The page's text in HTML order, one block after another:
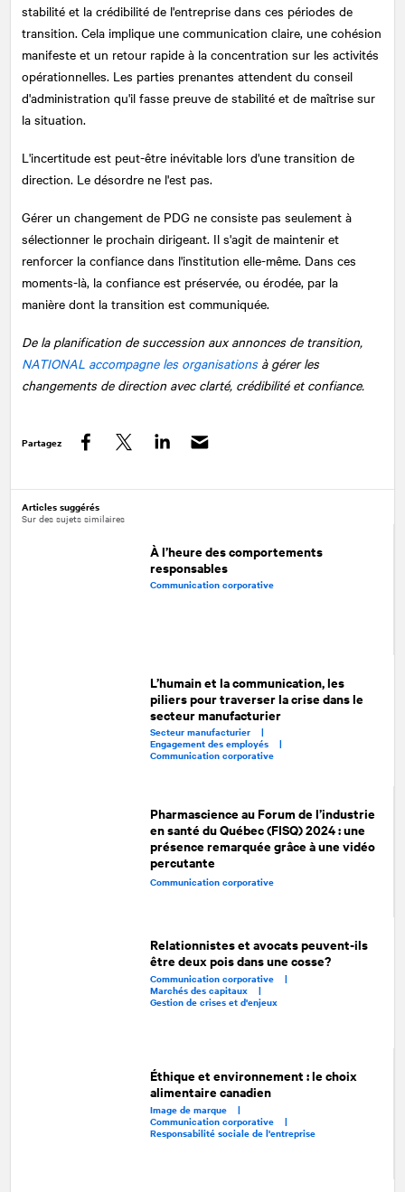
stabilité et la crédibilité de l'entreprise dans ces périodes de
transition. Cela implique une communication claire, une cohésion
manifeste et un retour rapide à la concentration sur les activités
opérationnelles. Les parties prenantes attendent du conseil
d'administration qu'il fasse preuve de stabilité et de maîtrise sur
la situation.
L'incertitude est peut-être inévitable lors d'une transition de
direction. Le désordre ne l'est pas.
Gérer un changement de PDG ne consiste pas seulement à
sélectionner le prochain dirigeant. Il s'agit de maintenir et
renforcer la confiance dans l'institution elle-même. Dans ces
moments-là, la confiance est préservée, ou érodée, par la
manière dont la transition est communiquée.
De la planification de succession aux annonces de transition,
NATIONAL accompagne les organisationsà gérer les
changements de direction avec clarté, crédibilité et confiance.
Partagez
Articles suggérés
Sur des sujets similaires
À l’heure des comportements
responsables
Communication corporative
L’humain et la communication, les
piliers pour traverser la crise dans le
secteur manufacturier
Secteur manufacturier |
Engagement des employés |
Communication corporative
Pharmascience au Forum de l’industrie
en santé du Québec (FISQ) 2024 : une
présence remarquée grâce à une vidéo
percutante
Communication corporative
Relationnistes et avocats peuvent-ils
être deux pois dans une cosse?
Communication corporative |
Marchés des capitaux |
Gestion de crises et d'enjeux
Éthique et environnement : le choix
alimentaire canadien
Image de marque |
Communication corporative |
Responsabilité sociale de l'entreprise